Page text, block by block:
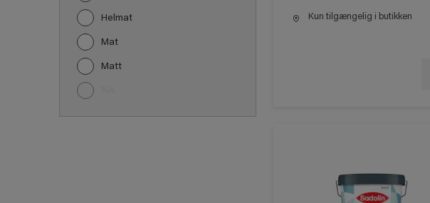
Helmat
Mat
Matt
Kun tilgængelig i butikken